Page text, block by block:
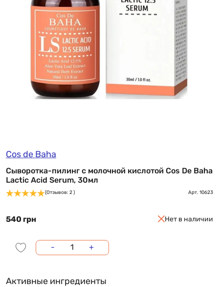
Cos de Baha
Сыворотка-пилинг с молочной кислотой Cos De Baha
Lactic Acid Serum, 30мл
(Отзывов: 2 ) Арт. 10623
540 грн Нет в наличии
- +
Активные ингредиенты